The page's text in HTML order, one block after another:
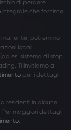
di perdere
integrale che fornisce
potremmo
locali
es. sistema di stop
Ti invitiamo a
per i dettagli
residenti in alcune
Per maggiori dettagli